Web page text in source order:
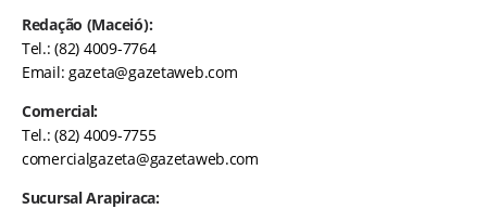
Redação (Maceió):
Tel.: (82) 4009-7764
Email:gazeta@gazetaweb.com
Comercial:
Tel.: (82) 4009-7755
comercialgazeta@gazetaweb.com
Sucursal Arapiraca: